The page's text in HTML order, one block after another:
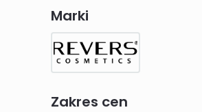
Marki
Zakres cen